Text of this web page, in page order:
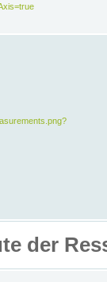
der